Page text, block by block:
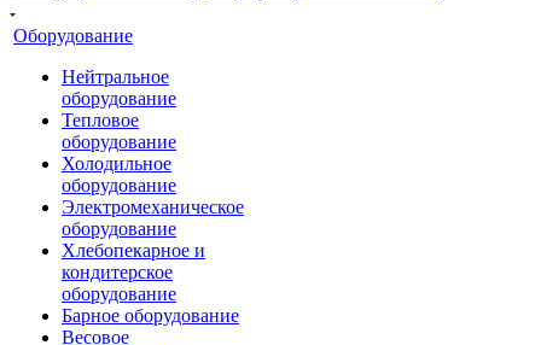
Оборудование
Нейтральное
оборудование
Тепловое
оборудование
Холодильное
оборудование
Электромеханическое
оборудование
Хлебопекарное и
кондитерское
оборудование
Барное оборудование
Весовое